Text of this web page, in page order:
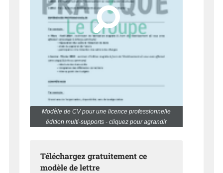
Modèle de CV pour une licence professionnelle
édition multi-supports - cliquez pour agrandir
Téléchargez gratuitement ce
modèle de lettre